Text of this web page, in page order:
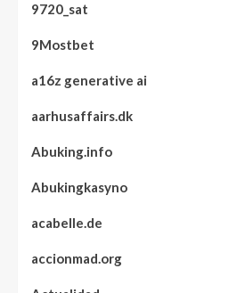
9720_sat
9Mostbet
a16z generative ai
aarhusaffairs.dk
Abuking.info
Abukingkasyno
acabelle.de
accionmad.org